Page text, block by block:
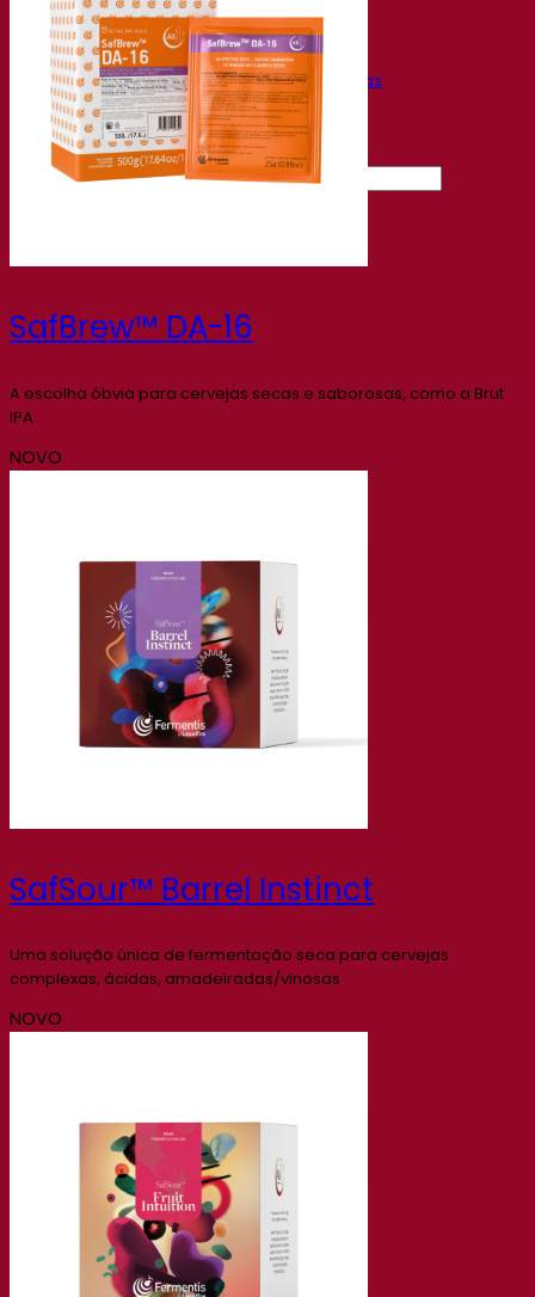
Gravações de webinars
Recursos
Centro de conhecimento
Percepções de especialistas
Documentations
Fermentis app
Find us
Pesquisar por:
SafBrew™ DA-16
A escolha óbvia para cervejas secas e saborosas, como a Brut
IPA
NOVO
SafSour™ Barrel Instinct
Uma solução única de fermentação seca para cervejas
complexas, ácidas, amadeiradas/vinosas
NOVO